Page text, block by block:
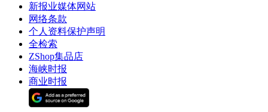
新报业媒体网站
网络条款
个人资料保护声明
全检索
ZShop集品店
海峡时报
商业时报